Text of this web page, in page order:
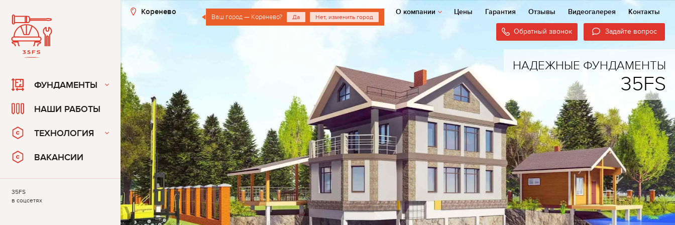
Коренево
Ваш город — Коренево? Да Нет, изменить город
О компании Цены Гарантия Отзывы Видеогалерея Контакты
Обратный звонок Задайте вопрос
НАДЕЖНЫЕ ФУНДАМЕНТЫ
35FS
ФУНДАМЕНТЫ
НАШИ РАБОТЫ
ТЕХНОЛОГИЯ
ВАКАНСИИ
35FS
в соцсетях